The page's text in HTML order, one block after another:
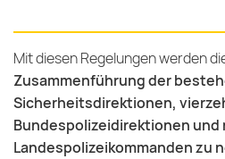
Mit diesen Regelungen werden
Zusammenführung der
Sicherheitsdirektionen,
Bundespolizeidirektionen und
Landespolizeikommanden zu